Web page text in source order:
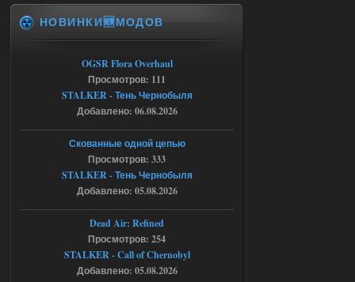
Спавнер + Правки + Античит - Dead
City Final
Michman1970
Что то не работает спавнер,
все устанавливал по
мануалу......
Ответить ➤
Игра для сталкера 21-очко
ruslanpyrusov
как изменить макс сумму
ставки в файлах чтобы
ставить больше 1 к
Ответить ➤
НОВИНКИ🆕МОДОВ
OGSR Flora Overhaul
Просмотров: 111
STALKER - Тень Чернобыля
Добавлено: 06.08.2026
Скованные одной цепью
Просмотров: 333
STALKER - Тень Чернобыля
Добавлено: 05.08.2026
Dead Air: Refined
Просмотров: 254
STALKER - Call of Chernobyl
Добавлено: 05.08.2026